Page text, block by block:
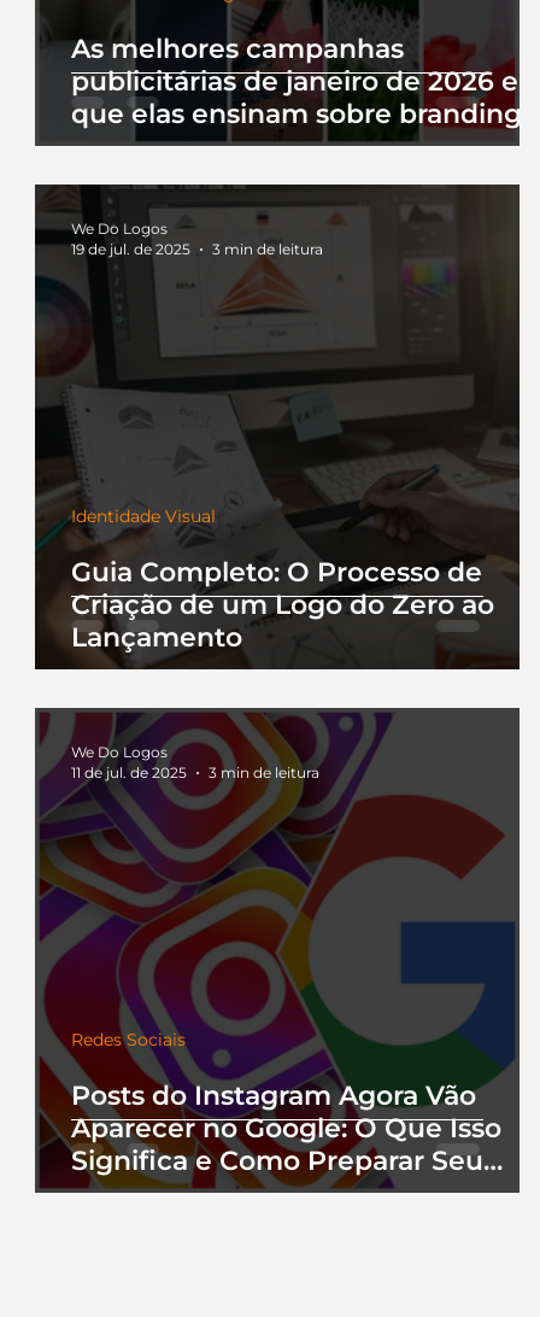
As melhores campanhas
publicitárias de janeiro de 2026 e
que elas ensinam sobre branding
Guia Completo: O Processo de
Criação de um Logo do Zero ao
Lançamento
Identidade Visual
We Do Logos
19 de jul. de 2025
3 min de leitura
Posts do Instagram Agora Vão
Aparecer no Google: O Que Isso
Significa e Como Preparar Seu
Perfil
Redes Sociais
We Do Logos
11 de jul. de 2025
3 min de leitura